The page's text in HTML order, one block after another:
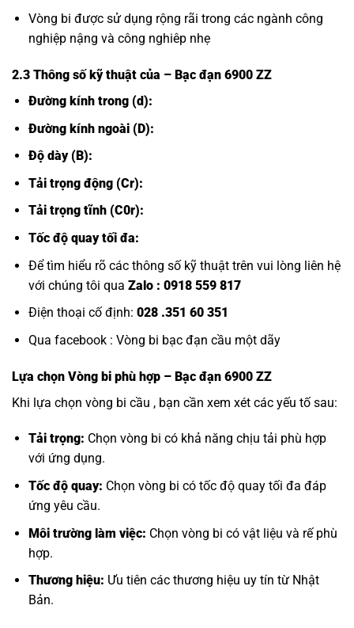
Vòng bi được sử dụng rộng rãi trong các ngành công
nghiệp nậng và công nghiêp nhẹ
2.3 Thông số kỹ thuật của – Bạc đạn 6900 ZZ
Đường kính trong (d):
Đường kính ngoài (D):
Độ dày (B):
Tải trọng động (Cr):
Tải trọng tĩnh (C0r):
Tốc độ quay tối đa:
Để tìm hiểu rõ các thông số kỹ thuật trên vui lòng liên hệ
với chúng tôi qua Zalo : 0918 559 817
Điện thoại cố định: 028 .351 60 351
Qua facebook : Vòng bi bạc đạn cầu một dãy
Lựa chọn Vòng bi phù hợp – Bạc đạn 6900 ZZ
Khi lựa chọn vòng bi cầu , bạn cần xem xét các yếu tố sau:
Tải trọng: Chọn vòng bi có khả năng chịu tải phù hợp
với ứng dụng.
Tốc độ quay: Chọn vòng bi có tốc độ quay tối đa đáp
ứng yêu cầu.
Môi trường làm việc: Chọn vòng bi có vật liệu và rế phù
hợp.
Thương hiệu: Ưu tiên các thương hiệu uy tín từ Nhật
Bản.